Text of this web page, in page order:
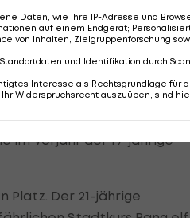
Unterbrechung
im Vorjahr der 19-jährige
Platz. Der 21-jährige
Daten, wie Ihre IP-Adresse und
auf einem Endgerät;
von Inhalten, Zielgruppenforschung
und Identifikation durch
Interesse als Rechtsgrundlage für
Widerspruchsrecht auszuüben, sind